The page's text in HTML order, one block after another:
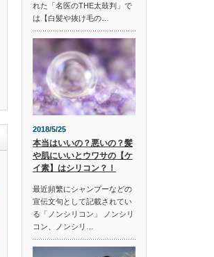
れた「名医のTHE太鼓判」で
は【白髪や抜け毛の…
2018/5/25
本当はいいの？悪いの？髪
や肌にいいとウワサの【ケ
イ素】はシリコン？！
最近頻繁にシャンプーなどの
宣伝文句として記載されてい
る「ノンシリコン」 ノンシリ
コン、ノンシリ…